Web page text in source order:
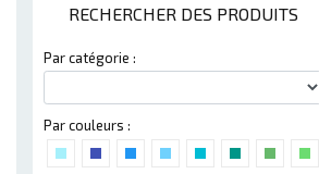
RECHERCHER DES PRODUITS
Par catégorie :
Par couleurs :